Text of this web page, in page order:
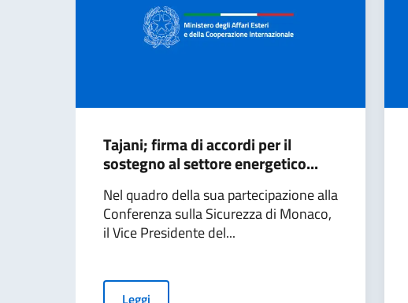
Tajani; firma di accordi per il
sostegno al settore energetico...
Nel quadro della sua partecipazione alla
Conferenza sulla Sicurezza di Monaco,
il Vice Presidente del...
Leggi